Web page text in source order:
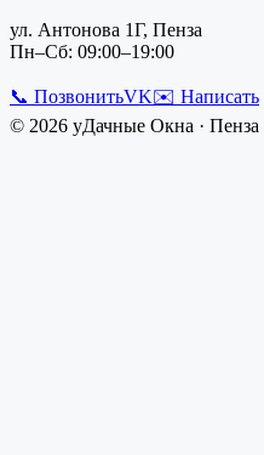
ул. Антонова 1Г, Пенза
Пн–Сб: 09:00–19:00
📞 ПозвонитьVK✉️ Написать
© 2026 уДачные Окна · Пенза